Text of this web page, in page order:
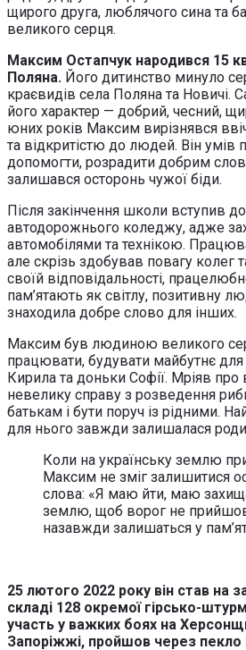
щирого друга, люблячого сина та
великого серця.
Максим Остапчук народився 15
Поляна. Його дитинство минуло
краєвидів села Поляна та Новичі.
його характер — добрий, чесний,
юних років Максим вирізнявся
та відкритістю до людей. Він умів
допомогти, розрадити добрим
залишався осторонь чужої біди.
Після закінчення школи вступив
автодорожнього коледжу, адже
автомобілями та технікою.
але скрізь здобував повагу колег
своїй відповідальності,
пам’ятають як світлу, позитивну
знаходила добре слово для інших.
Максим був людиною великого
працювати, будувати майбутнє для
Кирила та доньки Софії. Мріяв про
невелику справу з розведення
батькам і бути поруч із рідними.
для нього завжди залишалася
Коли на українську землю
Максим не зміг залишитися
слова: «Я маю йти, маю
землю, щоб ворог не
назавжди залишаться у
25 лютого 2022 року він став на
складі 128 окремої гірсько-
участь у важких боях на
Запоріжжі, пройшов через пекло